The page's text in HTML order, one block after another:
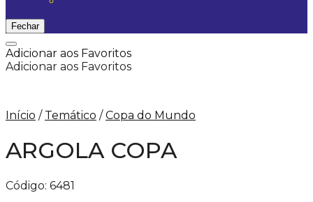
Fechar
Adicionar aos Favoritos
Adicionar aos Favoritos
Início / Temático / Copa do Mundo
ARGOLA COPA
Código: 6481